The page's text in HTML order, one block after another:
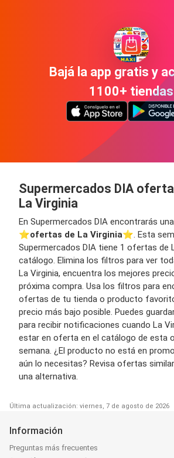
Bajá la app gratis y
1100+ tiendas
Supermercados DIA
La Virginia
En Supermercados DIA encontrarás
⭐️ofertas de La Virginia⭐️. Esta
Supermercados DIA tiene 1 ofertas de
catálogo. Elimina los filtros para ver
La Virginia, encuentra los mejores
próxima compra. Usa los filtros para
ofertas de tu tienda o producto
precio más bajo posible. Puedes
para recibir notificaciones cuando La
estar en oferta en el catálogo de esta
semana. ¿El producto no está en
aún lo necesitas? Revisa ofertas
una alternativa.
Última actualización: viernes, 7 de agosto de 2026
Información
Preguntas más frecuentes